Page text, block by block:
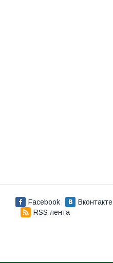
Facebook Вконтакте
RSS лента